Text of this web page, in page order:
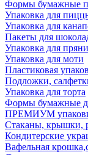
Формы бумажные
Упаковка для
Упаковка для
Пакеты для
Упаковка для
Упаковка для моти
Пластиковая
Подложки,
Упаковка для торта
Формы бумажные
ПРЕМИУМ
Стаканы, крышки,
Кондитерские
Вафельная